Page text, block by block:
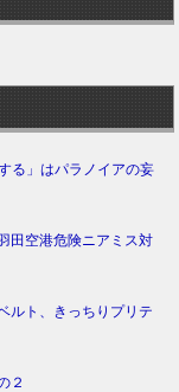
る」はパラノイアの妄
田空港危険ニアミス対
ルト、きっちりプリテ
２